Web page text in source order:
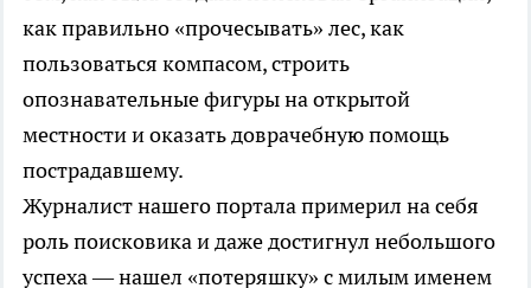
как правильно «прочесывать» лес, как
пользоваться компасом, строить
опознавательные фигуры на открытой
местности и оказать доврачебную помощь
пострадавшему.
Журналист нашего портала примерил на себя
роль поисковика и даже достигнул небольшого
успеха — нашел «потеряшку» с милым именем